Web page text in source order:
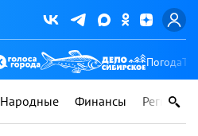
Погода
Народные Финансы Регионы